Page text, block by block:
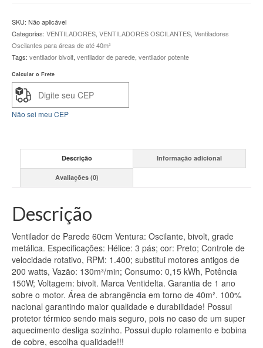
DELTA
Bivolt
em
12x
quantidade
SKU: Não aplicável
Categorias: VENTILADORES, VENTILADORES OSCILANTES, Ventiladores
Oscilantes para áreas de até 40m²
Tags: ventilador bivolt, ventilador de parede, ventilador potente
Calcular o Frete
Não sei meu CEP
Descrição Informação adicional
Avaliações (0)
Descrição
Ventilador de Parede 60cm Ventura: Oscilante, bivolt, grade
metálica. Especificações: Hélice: 3 pás; cor: Preto; Controle de
velocidade rotativo, RPM: 1.400; substitui motores antigos de
200 watts, Vazão: 130m³/min; Consumo: 0,15 kWh, Potência
150W; Voltagem: bivolt. Marca Ventidelta. Garantia de 1 ano
sobre o motor. Área de abrangência em torno de 40m². 100%
nacional garantindo maior qualidade e durabilidade! Possui
protetor térmico sendo mais seguro, pois no caso de um super
aquecimento desliga sozinho. Possui duplo rolamento e bobina
de cobre, escolha qualidade!!!